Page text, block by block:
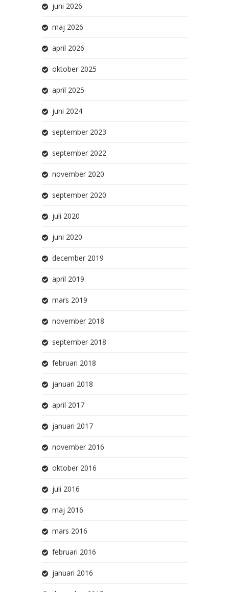
juni 2026
maj 2026
april 2026
oktober 2025
april 2025
juni 2024
september 2023
september 2022
november 2020
september 2020
juli 2020
juni 2020
december 2019
april 2019
mars 2019
november 2018
september 2018
februari 2018
januari 2018
april 2017
januari 2017
november 2016
oktober 2016
juli 2016
maj 2016
mars 2016
februari 2016
januari 2016